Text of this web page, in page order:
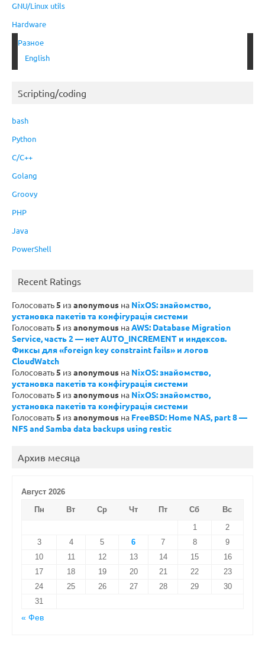
GNU/Linux utils
Hardware
Разное
English
Scripting/coding
bash
Python
C/C++
Golang
Groovy
PHP
Java
PowerShell
Recent Ratings
Голосовать5 из anonymous на NixOS: знайомство,
установка пакетів та конфігурація системи
Голосовать5 из anonymous наAWS: Database Migration
Service, часть 2 — нет AUTO_INCREMENT и индексов.
Фиксы для «foreign key constraint fails» и логов
CloudWatch
Голосовать5 из anonymous на NixOS: знайомство,
установка пакетів та конфігурація системи
Голосовать5 из anonymous на NixOS: знайомство,
установка пакетів та конфігурація системи
Голосовать5 из anonymous на FreeBSD: Home NAS, part 8 —
NFS and Samba data backups using restic
Архив месяца
Август 2026
Пн
Вт Ср Чт Пт Сб
Вс
1
2
3
4 5 6 7 8
9
10
11 12 13 14 15
16
17
18 19 20 21 22
23
24
25 26 27 28 29
30
31
« Фев